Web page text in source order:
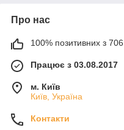
Про нас
100% позитивних з 706
Працює з 03.08.2017
м. Київ
Київ, Україна
Контакти